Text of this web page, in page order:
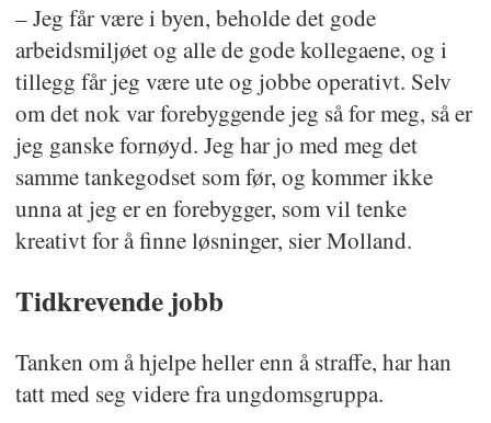
bidrar i lokalsamfunnet ut over sin
politirolle. Som leder av idrettslaget,
som arrangør av 17. mai-feiring for
kolleger, og juletrefest for
blålysetatens barn. Espen plukker
opp telefonen når han vet at andre
har det tøft, og byr på seg selv.
Molland har trolig reddet flere liv og
begrunnelsene som er sendt inn til
juryen.
– Jeg får være i byen, beholde det gode
arbeidsmiljøet og alle de gode kollegaene, og i
tillegg får jeg være ute og jobbe operativt. Selv
om det nok var forebyggende jeg så for meg, så er
jeg ganske fornøyd. Jeg har jo med meg det
samme tankegodset som før, og kommer ikke
unna at jeg er en forebygger, som vil tenke
kreativt for å finne løsninger, sier Molland.
Tidkrevende jobb
Tanken om å hjelpe heller enn å straffe, har han
tatt med seg videre fra ungdomsgruppa.